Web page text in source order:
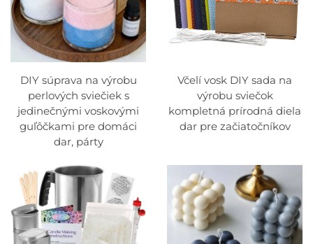
DIY súprava na výrobu
perlových sviečiek s
jedinečnými voskovými
guľôčkami pre domáci
dar, párty
Včelí vosk DIY sada na
výrobu sviečok
kompletná prírodná diela
dar pre začiatočníkov